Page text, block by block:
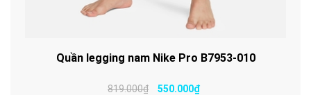
Quần legging nam Nike Pro B7953-010
819.000₫ 550.000₫